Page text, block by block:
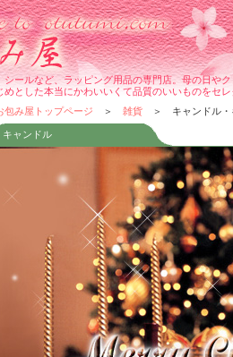
シールなど、ラッピング用品の専門店。母の日や
めとした本当にかわいいくて品質のいいものをセ
包み屋トップページ ＞ 雑貨 ＞ キャンドル・
ャンドル